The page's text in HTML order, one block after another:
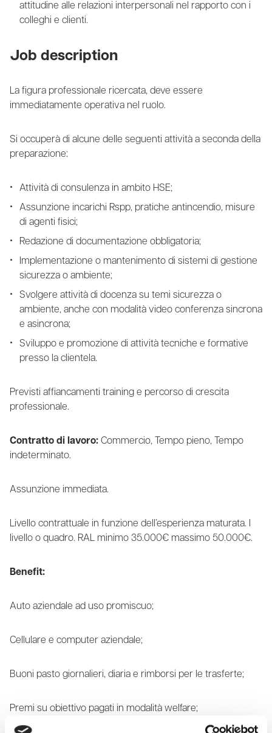
attitudine alle relazioni interpersonali nel rapporto con i
colleghi e clienti.
Job description
La figura professionale ricercata, deve essere
immediatamente operativa nel ruolo.
Si occuperà di alcune delle seguenti attività a seconda della
preparazione:
Attività di consulenza in ambito HSE;
Assunzione incarichi Rspp, pratiche antincendio, misure
di agenti fisici;
Redazione di documentazione obbligatoria;
Implementazione o mantenimento di sistemi di gestione
sicurezza o ambiente;
Svolgere attività di docenza su temi sicurezza o
ambiente, anche con modalità video conferenza sincrona
e asincrona;
Sviluppo e promozione di attività tecniche e formative
presso la clientela.
Previsti affiancamenti training e percorso di crescita
professionale.
Contratto di lavoro: Commercio, Tempo pieno, Tempo
indeterminato.
Assunzione immediata.
Livello contrattuale in funzione dell’esperienza maturata. I
livello o quadro. RAL minimo 35.000€ massimo 50.000€.
Benefit:
Auto aziendale ad uso promiscuo;
Cellulare e computer aziendale;
Buoni pasto giornalieri, diaria e rimborsi per le trasferte;
Premi su obiettivo pagati in modalità welfare;